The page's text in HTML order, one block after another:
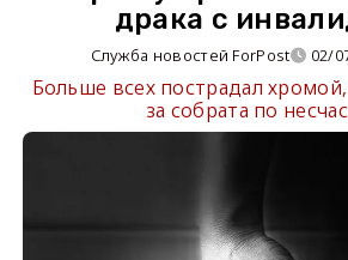
драка с
Служба новостей ForPost 02/
Больше всех пострадал
за собрата по